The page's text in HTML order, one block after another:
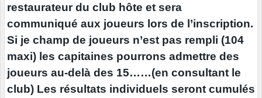
restaurateur du club hôte et sera
communiqué aux joueurs lors de l’inscription.
Si je champ de joueurs n’est pas rempli (104
maxi) les capitaines pourrons admettre des
joueurs au-delà des 15……(en consultant le
club) Les résultats individuels seront cumulés